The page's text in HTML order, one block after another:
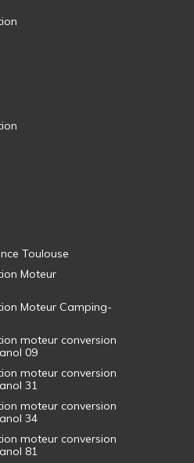
Toulouse
Moteur
Moteur Camping-
moteur conversion
09
moteur conversion
31
moteur conversion
34
moteur conversion
81